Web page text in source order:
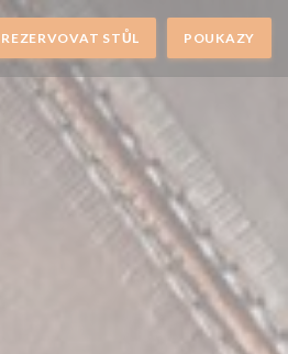
REZERVOVAT STŮL POUKAZY